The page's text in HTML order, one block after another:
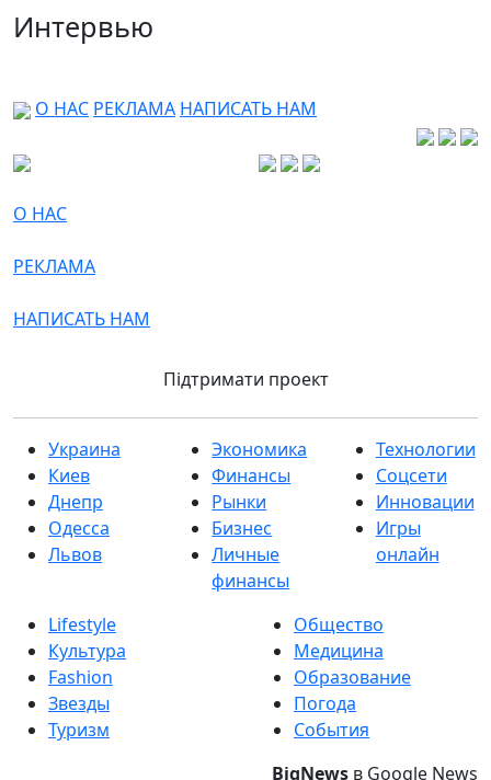
Интервью
О НАС РЕКЛАМА НАПИСАТЬ НАМ
О НАС
РЕКЛАМА
НАПИСАТЬ НАМ
Підтримати проект
Украина
Киев
Днепр
Одесса
Львов
Экономика
Финансы
Рынки
Бизнес
Личные
финансы
Технологии
Соцсети
Инновации
Игры
онлайн
Lifestyle
Культура
Fashion
Звезды
Туризм
Общество
Медицина
Образование
Погода
События
BigNews в Google News